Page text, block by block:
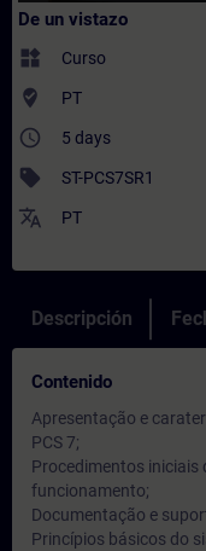
De un vistazo
widgets Curso
where_to_vote PT
access_time 5 days
sell ST-PCS7SR1
translate PT
Descripción
Contenido
Apresentação e
PCS 7;
Procedimentos iniciais
funcionamento;
Documentação e
Princípios básicos do